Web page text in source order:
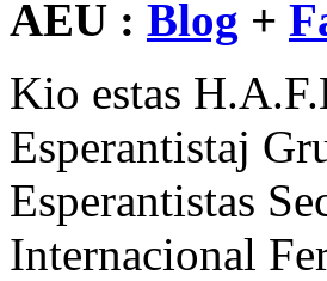
AEU : Blog +
Kio estas
Esperantistaj
Esperantistas
Internacional